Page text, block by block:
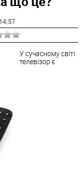
У сучасному світі
телевізор є